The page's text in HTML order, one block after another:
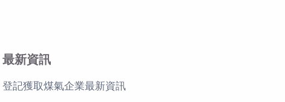
最新資訊
登記獲取煤氣企業最新資訊